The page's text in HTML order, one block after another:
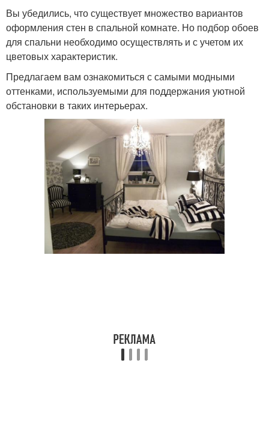
Вы убедились, что существует множество вариантов
оформления стен в спальной комнате. Но подбор обоев
для спальни необходимо осуществлять и с учетом их
цветовых характеристик.
Предлагаем вам ознакомиться с самыми модными
оттенками, используемыми для поддержания уютной
обстановки в таких интерьерах.